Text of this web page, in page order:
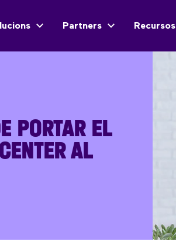
Partners Recursos
PORTAR EL
AL